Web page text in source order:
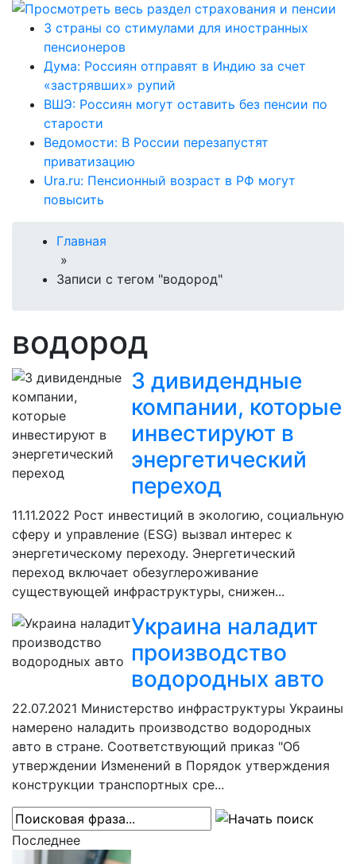
3 страны со стимулами для иностранных
пенсионеров
Дума: Россиян отправят в Индию за счет
«застрявших» рупий
ВШЭ: Россиян могут оставить без пенсии по
старости
Ведомости: В России перезапустят
приватизацию
Ura.ru: Пенсионный возраст в РФ могут
повысить
Главная
»
Записи с тегом "водород"
водород
3 дивидендные
компании, которые
инвестируют в
энергетический
переход
11.11.2022 Рост инвестиций в экологию, социальную
сферу и управление (ESG) вызвал интерес к
энергетическому переходу. Энергетический
переход включает обезуглероживание
существующей инфраструктуры, снижен...
Украина наладит
производство
водородных авто
22.07.2021 Министерство инфраструктуры Украины
намерено наладить производство водородных
авто в стране. Соответствующий приказ "Об
утверждении Изменений в Порядок утверждения
конструкции транспортных сре...
Последнее